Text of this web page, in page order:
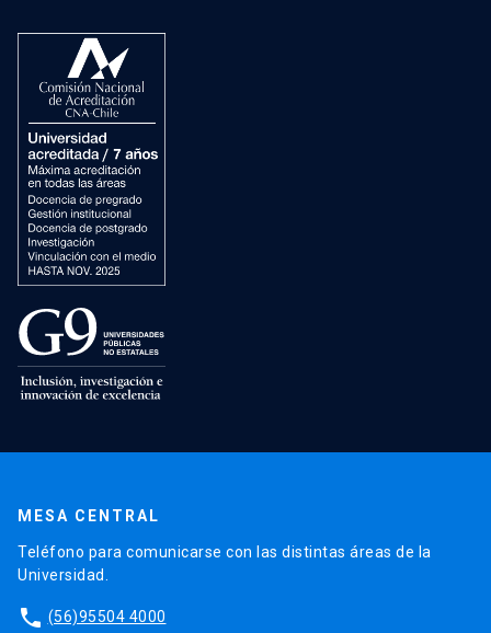
MESA CENTRAL
Teléfono para comunicarse con las distintas áreas de la
Universidad.
phone (56)95504 4000